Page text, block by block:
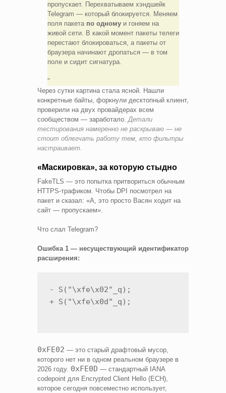
пропускает. Перехватываем хэндшейк
Telegram — который блокируется. Меняем
поля пакета по одномуи гоняем на
живой сети. В какой момент пакеты телеги
перестают блокироваться, а пакеты от
браузера начинают дропаться — в том
поле и сидит сигнатура.
Через сутки картина стала ясной. Нашли
конкретные байты, форкнули десктопный клиент,
проверили на двух провайдерах всем
сообществом — заработало.Детали
тестирования намеренно не раскрываю — не
стоит облегчать работу тем, кто фильтры
настраивает.
«Маскировка», за которую стыдно
FakeTLS — это попытка притвориться обычным
HTTPS-трафиком. Чтобы DPI посмотрел на
пакет и сказал: «А, это просто Васян ходит на
сайт — пропускаем».
Что слал Telegram?
Ошибка 1 — несуществующий идентификатор
расширения:
- S("\xfe\x02"_q);
+ S("\xfe\x0d"_q);
0xFE02 — это старый драфтовый мусор,
которого нет ни в одном реальном браузере в
2026 году. 0xFE0D — стандартный IANA
codepoint для Encrypted Client Hello (ECH),
которое сегодня повсеместно использует,